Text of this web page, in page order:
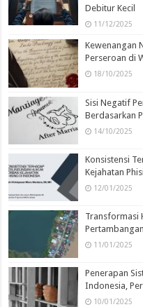
Debitur Kecil
11/12/2025
Kewenangan
Perseroan di
18/10/2025
Sisi Negatif
Berdasarkan
14/10/2025
Konsistensi
Kejahatan
12/01/2025
Transformasi
Pertambangan
11/01/2025
Penerapan
Indonesia,
10/01/2025